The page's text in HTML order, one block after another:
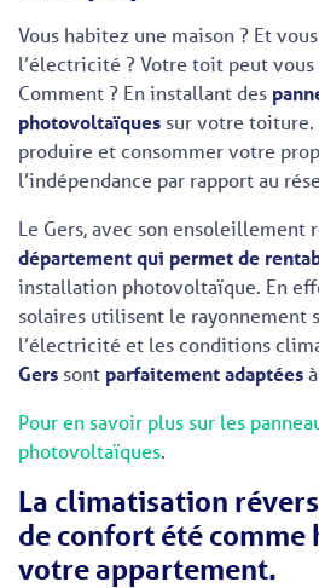
Vous habitez une maison ? Et
l’électricité ? Votre toit peut
Comment ? En installant des
photovoltaïques sur votre toiture.
produire et consommer votre
l’indépendance par rapport au
Le Gers, avec son ensoleillement
département qui permet de
installation photovoltaïque. En
solaires utilisent le rayonnement
l’électricité et les conditions
Gers sont parfaitement adaptées
Pour en savoir plus sur les
photovoltaïques.
La climatisation
de confort été comme
votre appartement.